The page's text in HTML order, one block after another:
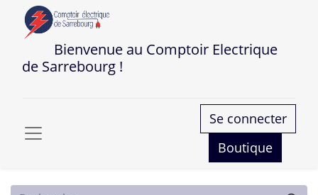
Bienvenue au Comptoir Electrique
de Sarrebourg !
Se connecter
Boutique